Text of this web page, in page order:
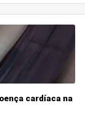
cardíaca na